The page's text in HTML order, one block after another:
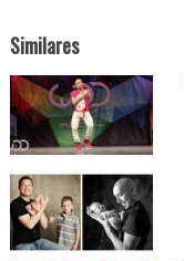
Similares